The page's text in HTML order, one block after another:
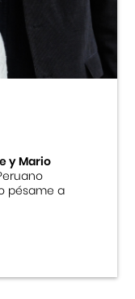
y Mario
pésame a